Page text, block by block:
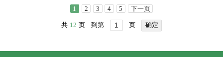
1 2 3 4 5 下一页
共 12 页 到第 页 确定